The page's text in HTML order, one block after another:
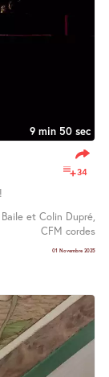
9 min 50 sec
34
et Colin Dupré,
CFM cordes
01 Novembre 2025